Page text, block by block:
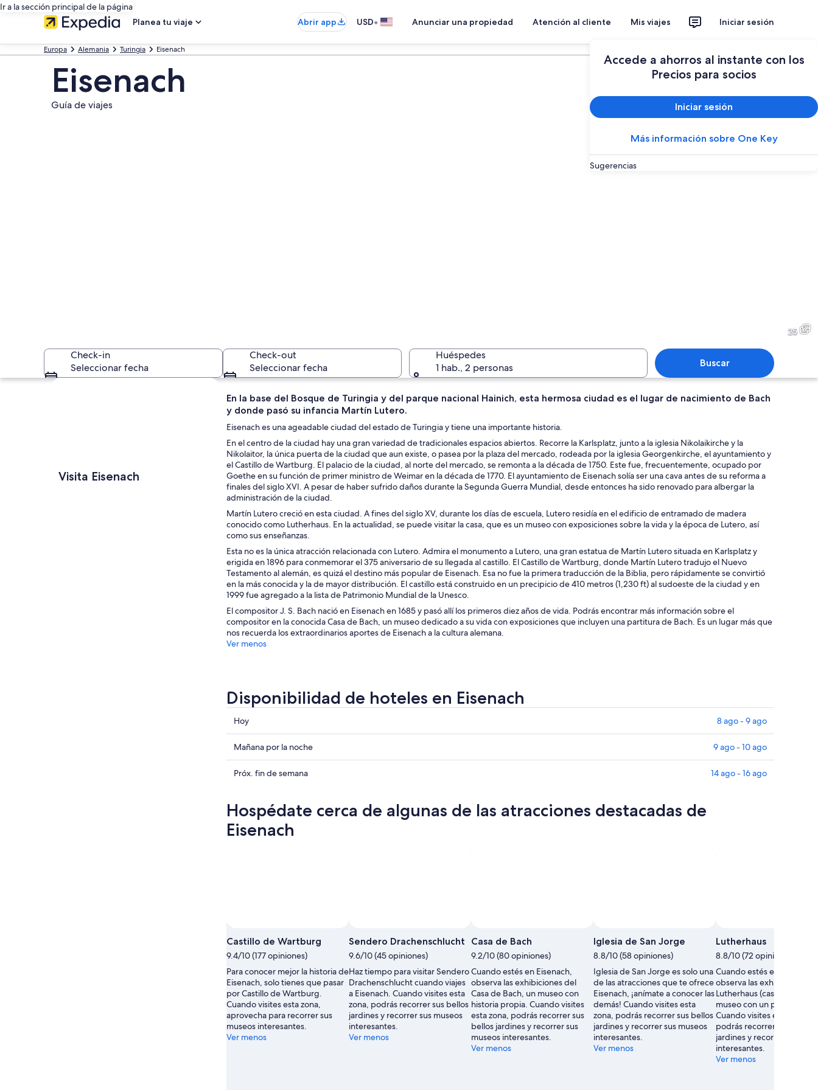
Ir a la sección principal de la página
Planea tu viaje
Abrir app USD• Anunciar una propiedad Atención al cliente Mis viajes Iniciar sesión
Accede a ahorros al instante con los
Precios para socios
Iniciar sesión
Más información sobre One Key
Sugerencias
Europa Alemania Turingia Eisenach
Eisenach
Guía de viajes
Calle flanqueada por edificios históricos y sombrillas azules.
25
Check-in
Seleccionar fecha
Check-out
Seleccionar fecha
Huéspedes
1 hab., 2 personas
Buscar
Explorar mapa
Visita Eisenach
En la base del Bosque de Turingia y del parque nacional Hainich, esta hermosa ciudad es el lugar de nacimiento de Bach
y donde pasó su infancia Martín Lutero.
Eisenach es una ageadable ciudad del estado de Turingia y tiene una importante historia.
En el centro de la ciudad hay una gran variedad de tradicionales espacios abiertos. Recorre la Karlsplatz, junto a la iglesia Nikolaikirche y la
Nikolaitor, la única puerta de la ciudad que aun existe, o pasea por la plaza del mercado, rodeada por la iglesia Georgenkirche, el ayuntamiento y
el Castillo de Wartburg. El palacio de la ciudad, al norte del mercado, se remonta a la década de 1750. Este fue, frecuentemente, ocupado por
Goethe en su función de primer ministro de Weimar en la década de 1770. El ayuntamiento de Eisenach solía ser una cava antes de su reforma a
finales del siglo XVI. A pesar de haber sufrido daños durante la Segunda Guerra Mundial, desde entonces ha sido renovado para albergar la
administración de la ciudad.
Martín Lutero creció en esta ciudad. A fines del siglo XV, durante los días de escuela, Lutero residía en el edificio de entramado de madera
conocido como Lutherhaus. En la actualidad, se puede visitar la casa, que es un museo con exposiciones sobre la vida y la época de Lutero, así
como sus enseñanzas.
Esta no es la única atracción relacionada con Lutero. Admira el monumento a Lutero, una gran estatua de Martín Lutero situada en Karlsplatz y
erigida en 1896 para conmemorar el 375 aniversario de su llegada al castillo. El Castillo de Wartburg, donde Martín Lutero tradujo el Nuevo
Testamento al alemán, es quizá el destino más popular de Eisenach. Esa no fue la primera traducción de la Biblia, pero rápidamente se convirtió
en la más conocida y la de mayor distribución. El castillo está construido en un precipicio de 410 metros (1,230 ft) al sudoeste de la ciudad y en
1999 fue agregado a la lista de Patrimonio Mundial de la Unesco.
El compositor J. S. Bach nació en Eisenach en 1685 y pasó allí los primeros diez años de vida. Podrás encontrar más información sobre el
compositor en la conocida Casa de Bach, un museo dedicado a su vida con exposiciones que incluyen una partitura de Bach. Es un lugar más que
nos recuerda los extraordinarios aportes de Eisenach a la cultura alemana.
Ver menos
Disponibilidad de hoteles en Eisenach
Consultar
precios
en
Eisenach
para
ago
-
9
Hoy 8 ago - 9 ago
Consultar
precios
en
mañana
por
la
Mañana por la noche 9 ago - 10 ago
Consultar
Eisenach
para
el
16
ago
Próx. fin de semana 14 ago - 16 ago
Hospédate cerca de algunas de las atracciones destacadas de
Eisenach
Castillo de Wartburg
9.4/10 (177 opiniones)
Para conocer mejor la historia de
Eisenach, solo tienes que pasar
por Castillo de Wartburg.
Cuando visites esta zona,
aprovecha para recorrer sus
museos interesantes.
Ver menos
Sendero Drachenschlucht
9.6/10 (45 opiniones)
Haz tiempo para visitar Sendero
Drachenschlucht cuando viajes
a Eisenach. Cuando visites esta
zona, podrás recorrer sus bellos
jardines y recorrer sus museos
interesantes.
Ver menos
Casa de Bach
9.2/10 (80 opiniones)
Cuando estés en Eisenach,
observa las exhibiciones del
Casa de Bach, un museo con
historia propia. Cuando visites
esta zona, podrás recorrer sus
bellos jardines y recorrer sus
museos interesantes.
Ver menos
Iglesia de San Jorge
8.8/10 (58 opiniones)
Iglesia de San Jorge es solo una
de las atracciones que te ofrece
Eisenach, ¡anímate a conocer las
demás! Cuando visites esta
zona, podrás recorrer sus bellos
jardines y recorrer sus museos
interesantes.
Ver menos
Lutherhaus
8.8/10 (72 opiniones)
Cuando estés en Eisenach,
observa las exhibiciones
Lutherhaus (casa museo),
museo con un pasado
Cuando visites esta zona,
podrás recorrer sus bellos
jardines y recorrer sus
interesantes.
Ver menos